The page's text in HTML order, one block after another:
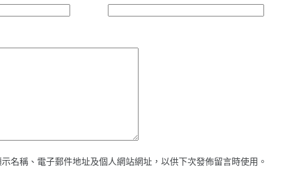
名稱、電子郵件地址及個人網站網址，以供下次發佈留言時使用。